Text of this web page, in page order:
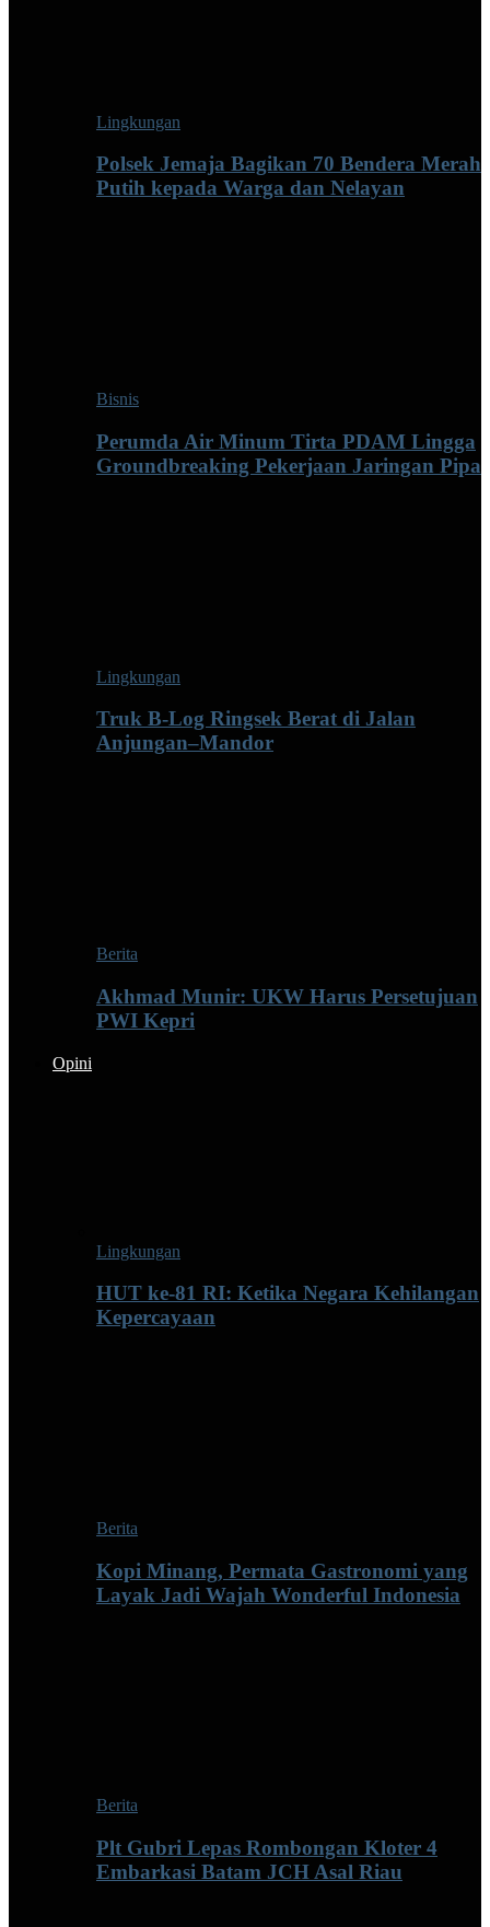
Lingkungan
Polsek Jemaja Bagikan 70 Bendera Merah
Putih kepada Warga dan Nelayan
Bisnis
Perumda Air Minum Tirta PDAM Lingga
Groundbreaking Pekerjaan Jaringan Pipa
Lingkungan
Truk B-Log Ringsek Berat di Jalan
Anjungan–Mandor
Berita
Akhmad Munir: UKW Harus Persetujuan
PWI Kepri
Opini
Lingkungan
HUT ke-81 RI: Ketika Negara Kehilangan
Kepercayaan
Berita
Kopi Minang, Permata Gastronomi yang
Layak Jadi Wajah Wonderful Indonesia
Berita
Plt Gubri Lepas Rombongan Kloter 4
Embarkasi Batam JCH Asal Riau